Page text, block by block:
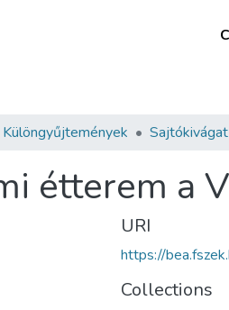
Különgyűjtemények
étterem a
URI
https://
Collections